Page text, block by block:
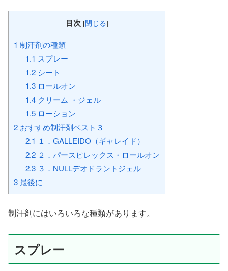
目次 [閉じる]
1 制汗剤の種類
1.1 スプレー
1.2シート
1.3ロールオン
1.4クリーム ・ジェル
1.5ローション
2 おすすめ制汗剤ベスト３
2.1 １．GALLEIDO（ギャレイド）
2.2２．パースピレックス・ロールオン
2.3３．NULLデオドラントジェル
3最後に
制汗剤にはいろいろな種類があります。
スプレー